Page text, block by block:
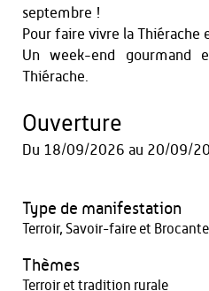
septembre !
Pour faire vivre la Thiérache
Un week-end
Thiérache.
Ouverture
Du 18/09/2026 au 20/09/
Type de manifestation
Terroir, Savoir-faire et
Thèmes
Terroir et tradition rurale